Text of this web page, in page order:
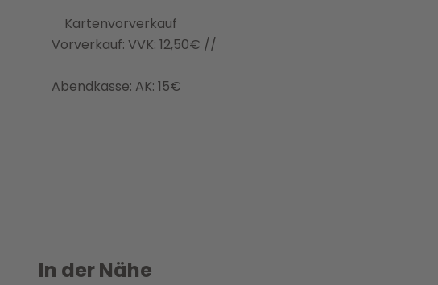
Kartenvorverkauf
Vorverkauf: VVK: 12,50€ //
Abendkasse: AK: 15€
In der Nähe